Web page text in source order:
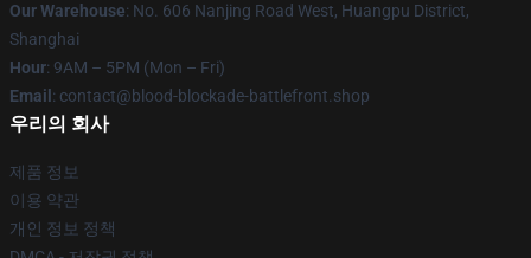
Our Warehouse: No. 606 Nanjing Road West, Huangpu District,
Shanghai
Hour: 9AM – 5PM (Mon – Fri)
Email : contact@blood-blockade-battlefront.shop
우리의 회사
제품 정보
이용 약관
개인 정보 정책